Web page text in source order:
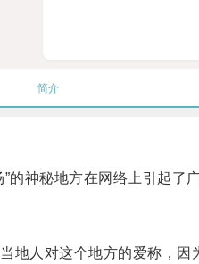
简介
神秘地方在网络上引起了广
人对这个地方的爱称，因为